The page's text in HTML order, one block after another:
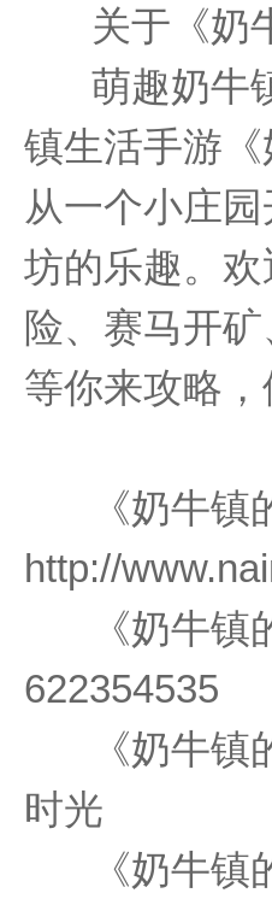
关于《奶
萌趣奶牛
镇生活手游
从一个小庄
坊的乐趣。
险、赛马开
等你来攻略
《奶牛
http://
《奶牛
622354535
《奶牛
时光
《奶牛